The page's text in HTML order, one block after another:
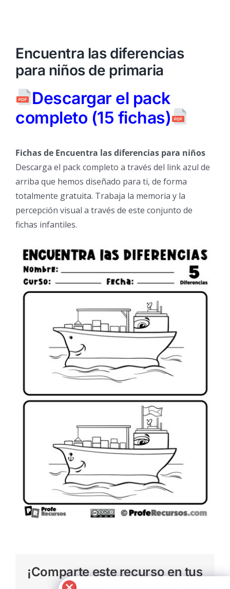
Encuentra las diferencias
para niños de primaria
Descargar el pack
completo (15 fichas)
Fichas de Encuentra las diferencias para niños
Descarga el pack completo a través del link azul de
arriba que hemos diseñado para ti, de forma
totalmente gratuita. Trabaja la memoria y la
percepción visual a través de este conjunto de
fichas infantiles.
¡Comparte este recurso en tus